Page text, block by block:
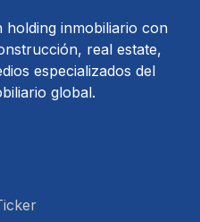
inmobiliario con
real estate,
especializados del
global.